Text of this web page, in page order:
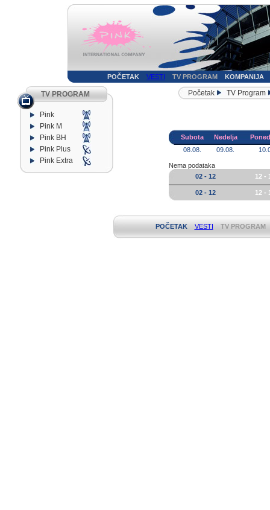
POČETAK VESTI TV PROGRAM KOMPANIJA
TV PROGRAM
Pink
Pink M
Pink BH
Pink Plus
Pink Extra
Početak TV Program
Subota Nedelja
08.08.
09.08.
Nema podataka
02 - 12
12 -
02 - 12 12 -
POČETAK VESTI TV PROGRAM